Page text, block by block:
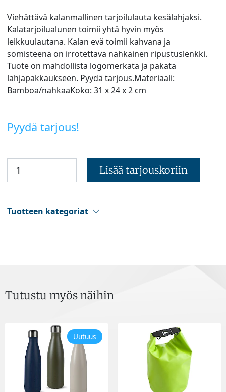
Viehättävä kalanmallinen tarjoilulauta kesälahjaksi.
Kalatarjoilualunen toimii yhtä hyvin myös
leikkuulautana. Kalan evä toimii kahvana ja
somisteena on irrotettava nahkainen ripustuslenkki.
Tuote on mahdollista logomerkata ja pakata
lahjapakkaukseen. Pyydä tarjous.Materiaali:
Bamboa/nahkaaKoko: 31 x 24 x 2 cm
Pyydä tarjous!
Lisää tarjouskoriin
Tuotteen kategoriat
Tutustu myös näihin
Uutuus